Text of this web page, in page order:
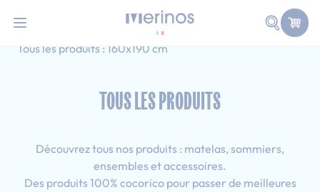
Faire
Accueil
Simple
Tous les produits : 160x190 cm
TOUS LES PRODUITS
Découvrez tous nos produits : matelas, sommiers,
ensembles et accessoires.
Des produits 100% cocorico pour passer de meilleures